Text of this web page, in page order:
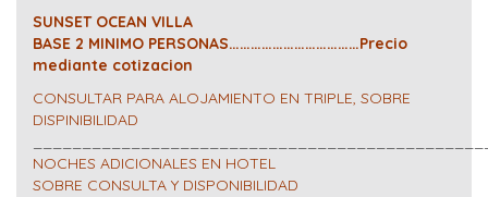
SUNSET OCEAN VILLA
BASE 2 MINIMO PERSONAS………………………………Precio
mediante cotizacion
CONSULTAR PARA ALOJAMIENTO EN TRIPLE, SOBRE
DISPINIBILIDAD
NOCHES ADICIONALES EN HOTEL
SOBRE CONSULTA Y DISPONIBILIDAD